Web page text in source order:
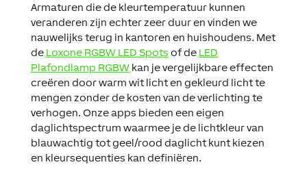
Armaturen die de kleurtemperatuur kunnen
veranderen zijn echter zeer duur en vinden we
nauwelijks terug in kantoren en huishoudens. Met
de Loxone RGBW LED Spots of de LED
Plafondlamp RGBWkan je vergelijkbare effecten
creëren door warm wit licht en gekleurd licht te
mengen zonder de kosten van de verlichting te
verhogen. Onze apps bieden een eigen
daglichtspectrum waarmee je de lichtkleur van
blauwachtig tot geel/rood daglicht kunt kiezen
en kleursequenties kan definiëren.